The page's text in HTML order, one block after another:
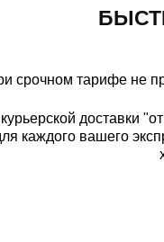
срочном тарифе не
доставки
каждого вашего